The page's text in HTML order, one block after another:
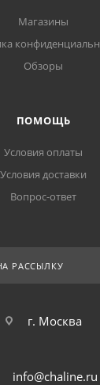
Магазины
Обзоры
ПОМОЩЬ
Условия оплаты
Условия доставки
Вопрос-ответ
РАССЫЛКУ
г. Москва
info@chaline.ru